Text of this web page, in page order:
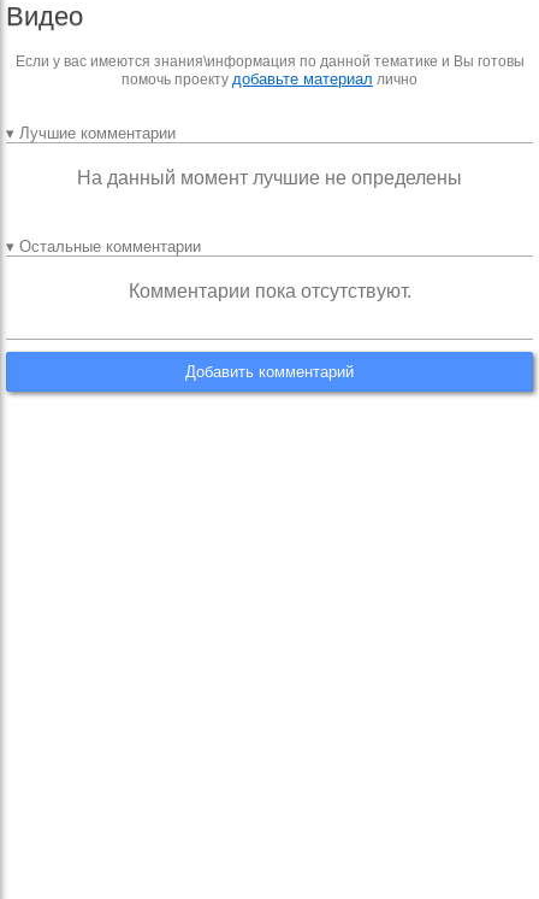
Видео
Если у вас имеются знания\информация по данной тематике и Вы готовы
помочь проекту добавьте материал лично
▾ Лучшие комментарии
На данный момент лучшие не определены
▾ Остальные комментарии
Комментарии пока отсутствуют.
Добавить комментарий